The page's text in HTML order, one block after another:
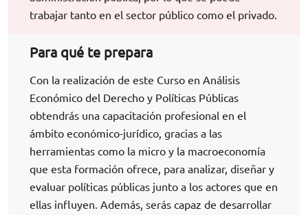
trabajar tanto en el sector público como el privado.
Para qué te prepara
Con la realización de este Curso en Análisis
Económico del Derecho y Políticas Públicas
obtendrás una capacitación profesional en el
ámbito económico-jurídico, gracias a las
herramientas como la micro y la macroeconomía
que esta formación ofrece, para analizar, diseñar y
evaluar políticas públicas junto a los actores que en
ellas influyen. Además, serás capaz de desarrollar